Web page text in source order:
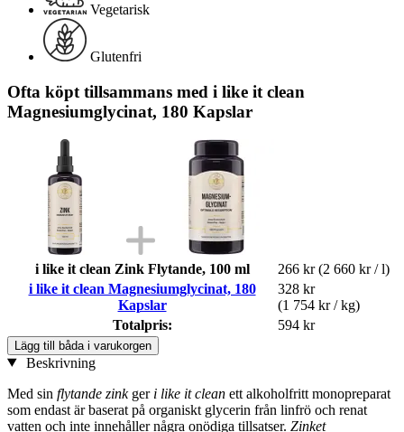
Vegetarisk
Glutenfri
Ofta köpt tillsammans med i like it clean
Magnesiumglycinat, 180 Kapslar
i like it clean Zink Flytande, 100 ml 266 kr (2 660 kr / l)
i like it clean Magnesiumglycinat, 180
Kapslar
328 kr
(1 754 kr / kg)
Totalpris:
594 kr
Lägg till båda i varukorgen
Beskrivning
Med sin flytande zinkger i like it clean ett alkoholfritt monopreparat
som endast är baserat på organiskt glycerin från linfrö och renat
vatten och inte innehåller några onödiga tillsatser. Zinket